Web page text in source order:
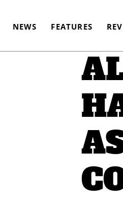
NEWS FEATURES
JÜRGEN TSCHAMLER - 25. MÄRZ